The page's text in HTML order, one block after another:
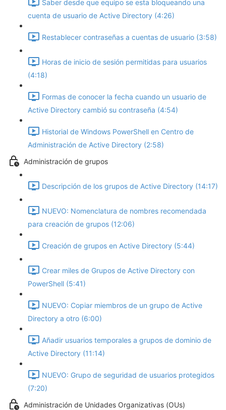
Saber desde que equipo se esta bloqueando una
cuenta de usuario de Active Directory (4:26)
Restablecer contraseñas a cuentas de usuario (3:58)
Horas de inicio de sesión permitidas para usuarios
(4:18)
Formas de conocer la fecha cuando un usuario de
Active Directory cambió su contraseña (4:54)
Historial de Windows PowerShell en Centro de
Administración de Active Directory (2:58)
Administración de grupos
Descripción de los grupos de Active Directory (14:17)
NUEVO: Nomenclatura de nombres recomendada
para creación de grupos (12:06)
Creación de grupos en Active Directory (5:44)
Crear miles de Grupos de Active Directory con
PowerShell (5:41)
NUEVO: Copiar miembros de un grupo de Active
Directory a otro (6:00)
Añadir usuarios temporales a grupos de dominio de
Active Directory (11:14)
NUEVO: Grupo de seguridad de usuarios protegidos
(7:20)
Administración de Unidades Organizativas (OUs)